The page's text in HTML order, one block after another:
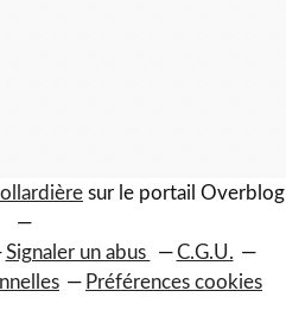
sur le portail Overblog
Signaler un abus
C.G.U.
Préférences cookies